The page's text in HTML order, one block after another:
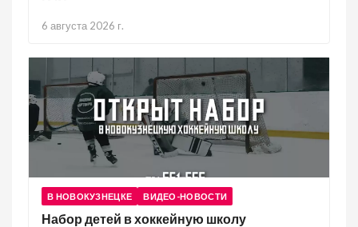
6 августа 2026 г.
В НОВОКУЗНЕЦКЕ ВИДЕО-НОВОСТИ
Набор детей в хоккейную школу